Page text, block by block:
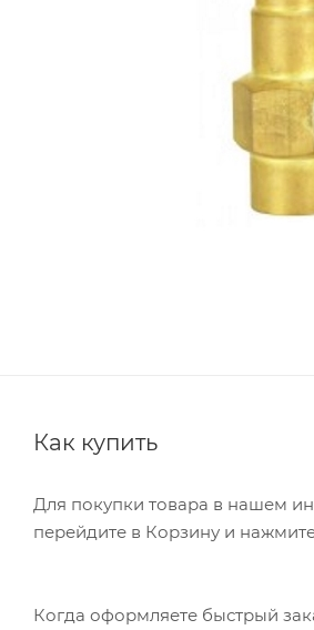
Как купить
Для покупки товара в нашем
перейдите в Корзину и
Когда оформляете быстрый